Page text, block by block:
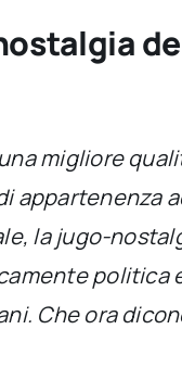
migliore
appartenenza
la jugo-
politica
Che ora